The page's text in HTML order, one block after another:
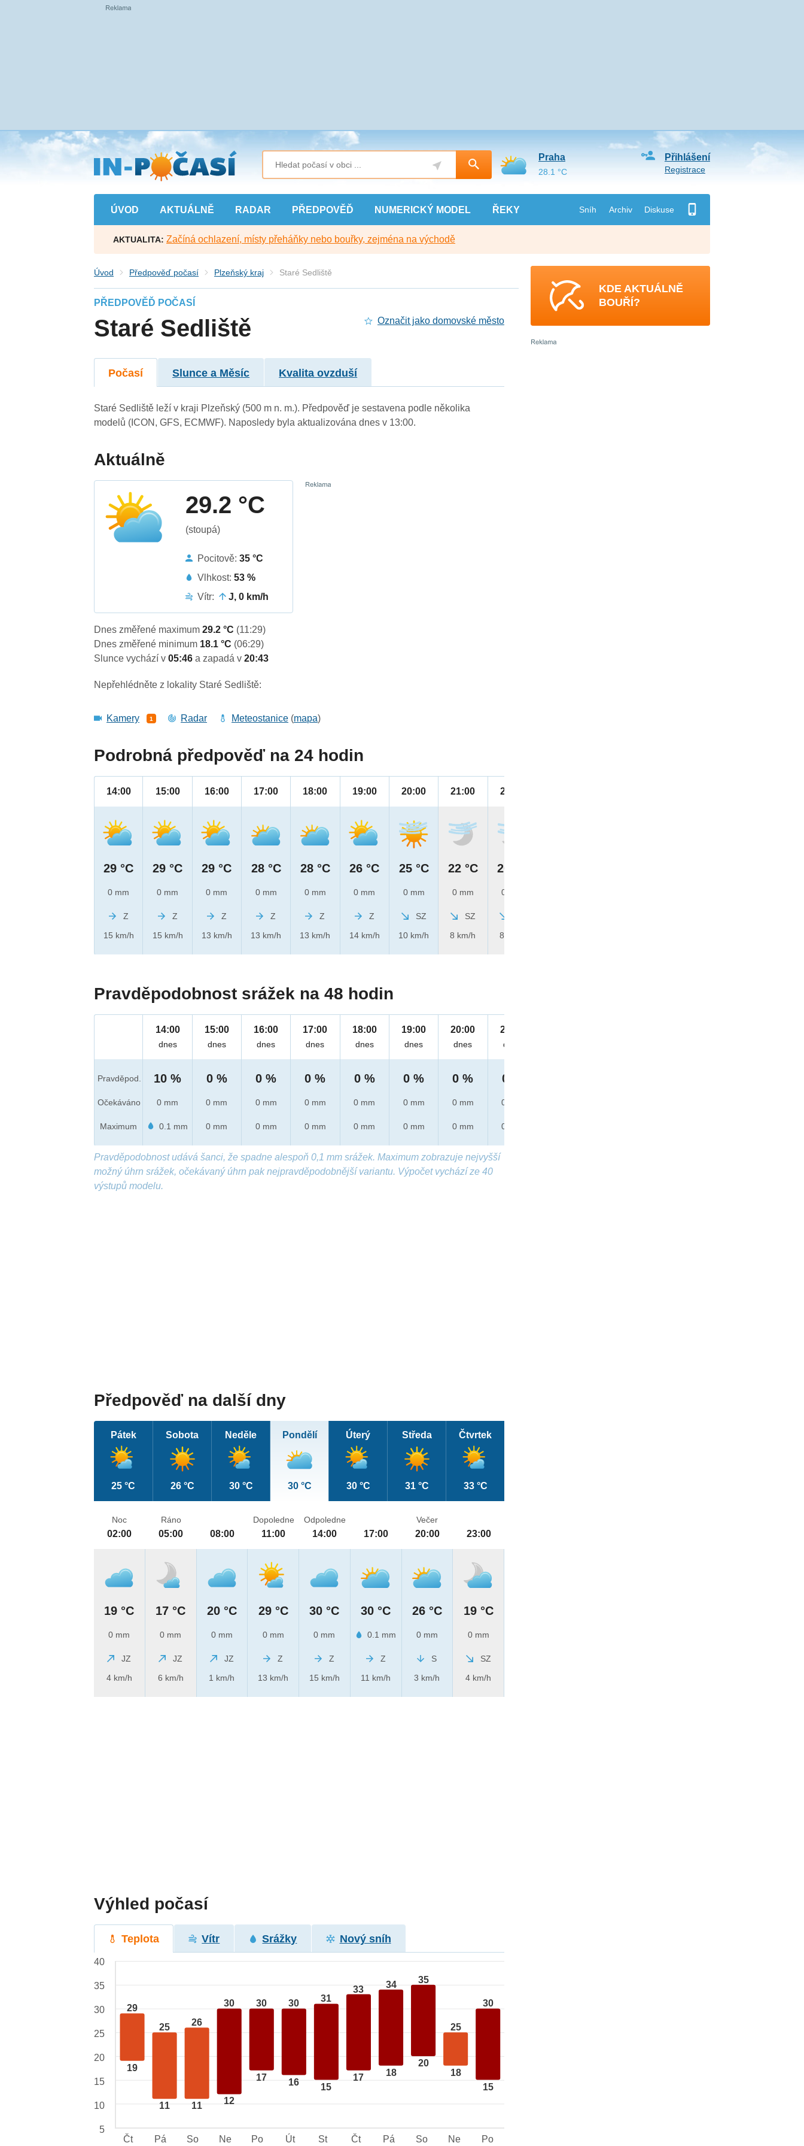
Přejít
na
hlavní
obsah
ÚVOD AKTUÁLNĚ RADAR PŘEDPOVĚĎ NUMERICKÝ MODEL ŘEKY Sníh Archiv Diskuse
Přihlášení
Registrace
Praha
28.1 °C
AKTUALITA: Začíná ochlazení, místy přeháňky nebo bouřky, zejména na východě
Úvod Předpověď počasí Plzeňský kraj Staré Sedliště
PŘEDPOVĚĎ POČASÍ
Staré Sedliště Označit jako domovské město
Počasí Slunce a Měsíc Kvalita ovzduší
Staré Sedliště leží v kraji Plzeňský (500 m n. m.). Předpověď je sestavena podle několika
modelů (ICON, GFS, ECMWF). Naposledy byla aktualizována dnes v 13:00.
Aktuálně
29.2 °C
(stoupá)
Pocitově:35 °C
Vlhkost:53 %
Vítr:
J, 0 km/h
Dnes změřené maximum29.2 °C (11:29)
Dnes změřené minimum 18.1 °C (06:29)
Slunce vychází v05:46a zapadá v20:43
Nepřehlédněte z lokality Staré Sedliště:
Kamery 1 Radar Meteostanice (mapa)
Podrobná předpověď na 24 hodin
14:00
29 °C
0 mm
Z
15 km/h
15:00
29 °C
0 mm
Z
15 km/h
16:00
29 °C
0 mm
Z
13 km/h
17:00
28 °C
0 mm
Z
13 km/h
18:00
28 °C
0 mm
Z
13 km/h
19:00
26 °C
0 mm
Z
14 km/h
20:00
25 °C
0 mm
SZ
10 km/h
21:00
22 °C
0 mm
SZ
8 km/h
22:00
20 °C
0 mm
8 km/h
Pravděpodobnost srážek na 48 hodin
Pravděpod.
Očekáváno
Maximum
14:00
dnes
10 %
0 mm
0.1 mm
15:00
dnes
0 %
0 mm
0 mm
16:00
dnes
0 %
0 mm
0 mm
17:00
dnes
0 %
0 mm
0 mm
18:00
dnes
0 %
0 mm
0 mm
19:00
dnes
0 %
0 mm
0 mm
20:00
dnes
0 %
0 mm
0 mm
21:00
dnes
0 %
0 mm
0 mm
Pravděpodobnost udává šanci, že spadne alespoň 0,1 mm srážek. Maximum zobrazuje nejvyšší
možný úhrn srážek, očekávaný úhrn pak nejpravděpodobnější variantu. Výpočet vychází ze 40
výstupů modelu.
Předpověď na další dny
Pátek
25 °C
Sobota
26 °C
Neděle
30 °C
Pondělí
30 °C
Úterý
30 °C
Středa
31 °C
Čtvrtek
33 °C
Noc
02:00
19 °C
0 mm
JZ
4 km/h
Ráno
05:00
17 °C
0 mm
JZ
6 km/h
08:00
20 °C
0 mm
JZ
1 km/h
Dopoledne
11:00
29 °C
0 mm
Z
13 km/h
Odpoledne
14:00
30 °C
0 mm
Z
15 km/h
17:00
30 °C
0.1 mm
Z
11 km/h
Večer
20:00
26 °C
0 mm
S
3 km/h
23:00
19 °C
0 mm
SZ
4 km/h
Výhled počasí
Teplota Vítr Srážky Nový sníh
29
19
25
11
26
11
30
12
30
17
30
16
31
15
33
17
34
18
35
20
25
18
30
15
40
35
30
25
20
15
10
5
Čt
Pá So Ne Po Út St Čt Pá So Ne Po
KDE AKTUÁLNĚ
BOUŘÍ?